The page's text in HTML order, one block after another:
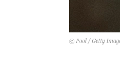
© Pool / Getty